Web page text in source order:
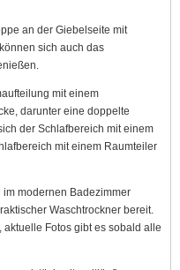
an der Giebelseite mit
sich auch das
mit einem
darunter eine doppelte
der Schlafbereich mit einem
mit einem Raumteiler
im modernen Badezimmer
Waschtrockner bereit.
Fotos gibt es sobald alle